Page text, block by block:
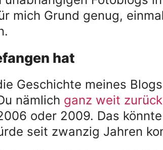
mich Grund genug,
hat
Geschichte meines
nämlich ganz weit
oder 2009. Das
seit zwanzig Jahren